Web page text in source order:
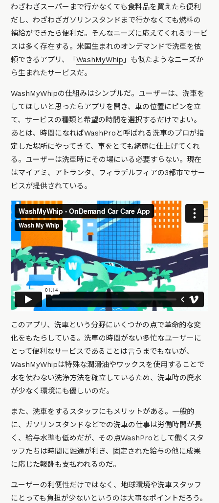
わざわざスーパーまで行かなくても食料品を買えたら便利
だし、わざわざガソリンスタンドまで行かなくても燃料の
補給ができたら便利だ。そんなニーズに応えてくれるサービ
スは多く存在する。米国生まれのオンデマンドで洗車を依
頼できるアプリ、「WashMyWhip 」も似たようなニーズか
ら生まれたサービスだ。
WashMyWhipの仕組みはシンプルだ。ユーザーは、洗車を
してほしいと思ったらアプリを開き、車の位置にピンを立
て、サービスの種類と希望の時間を選択するだけでよい。
あとは、時間になればWashProと呼ばれる洗車のプロが指
定した場所にやってきて、車をとても綺麗に仕上げてくれ
る。ユーザーは洗車時にその場にいる必要すらない。現在
はマイアミ、アトランタ、フィラデルフィアの3都市でサー
ビスが提供されている。
このアプリ、洗車という分野にいくつかの点で革命的な変
化をもたらしている。洗車の時間がない多忙なユーザーに
とって便利なサービスであることは言うまでもないが、
WashMyWhipは特殊な潤滑油やワックスを使用することで
水を使わない洗浄方法を確立しているため、洗車時の廃水
が少なく環境にも優しいのだ。
また、洗車をするスタッフにもメリットがある。一般的
に、ガソリンスタンドなどでの洗車の仕事は労働時間が長
く、給与水準も低めだが、その点WashProとして働くスタ
ッフたちは時間に融通が利き、固定された給与の他に成果
に応じた報酬も支払われるのだ。
ユーザーの利便性だけではなく、地球環境や洗車スタッフ
にとっても負担が少ないというのは大事なポイントだろう。